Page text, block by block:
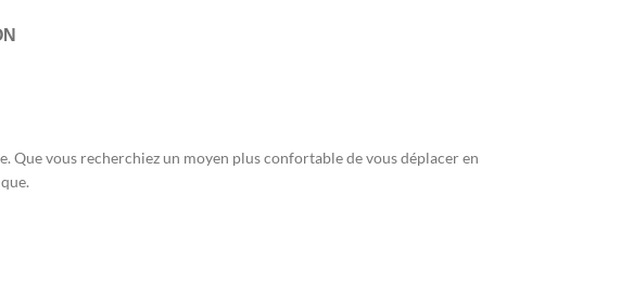
vous recherchiez un moyen plus confortable de vous déplacer en